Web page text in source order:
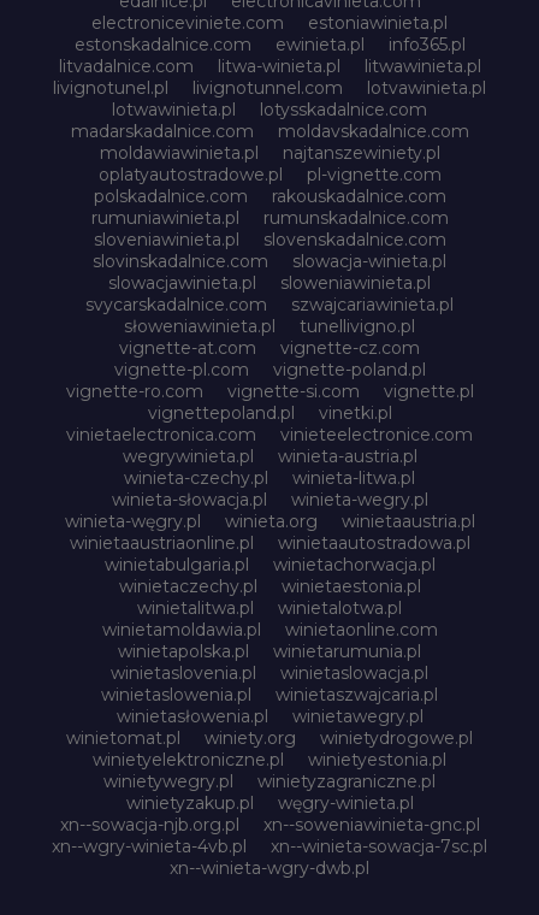
electroniceviniete.com
estoniawinieta.pl
estonskadalnice.com
ewinieta.pl
info365.pl
litvadalnice.com
litwa-winieta.pl
litwawinieta.pl
livignotunel.pl
livignotunnel.com
lotvawinieta.pl
lotwawinieta.pl
lotysskadalnice.com
madarskadalnice.com
moldavskadalnice.com
moldawiawinieta.pl
najtanszewiniety.pl
oplatyautostradowe.pl
pl-vignette.com
polskadalnice.com
rakouskadalnice.com
rumuniawinieta.pl
rumunskadalnice.com
sloveniawinieta.pl
slovenskadalnice.com
slovinskadalnice.com
slowacja-winieta.pl
slowacjawinieta.pl
sloweniawinieta.pl
svycarskadalnice.com
szwajcariawinieta.pl
słoweniawinieta.pl
tunellivigno.pl
vignette-at.com
vignette-cz.com
vignette-pl.com
vignette-poland.pl
vignette-ro.com
vignette-si.com
vignette.pl
vignettepoland.pl
vinetki.pl
vinietaelectronica.com
vinieteelectronice.com
wegrywinieta.pl
winieta-austria.pl
winieta-czechy.pl
winieta-litwa.pl
winieta-słowacja.pl
winieta-wegry.pl
winieta-węgry.pl
winieta.org
winietaaustria.pl
winietaaustriaonline.pl
winietaautostradowa.pl
winietabulgaria.pl
winietachorwacja.pl
winietaczechy.pl
winietaestonia.pl
winietalitwa.pl
winietalotwa.pl
winietamoldawia.pl
winietaonline.com
winietapolska.pl
winietarumunia.pl
winietaslovenia.pl
winietaslowacja.pl
winietaslowenia.pl
winietaszwajcaria.pl
winietasłowenia.pl
winietawegry.pl
winietomat.pl
winiety.org
winietydrogowe.pl
winietyelektroniczne.pl
winietyestonia.pl
winietywegry.pl
winietyzagraniczne.pl
winietyzakup.pl
węgry-winieta.pl
xn--sowacja-njb.org.pl
xn--soweniawinieta-gnc.pl
xn--wgry-winieta-4vb.pl
xn--winieta-sowacja-7sc.pl
xn--winieta-wgry-dwb.pl